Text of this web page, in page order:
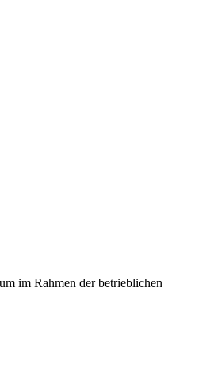
im Rahmen der betrieblichen